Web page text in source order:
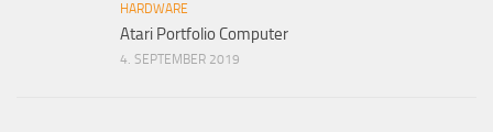
HARDWARE
Atari Portfolio Computer
4. SEPTEMBER 2019